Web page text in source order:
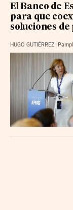
El Banco de
para que
soluciones de
HUGO GUTIÉRREZ